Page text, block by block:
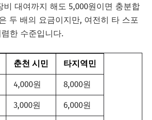
비 대여까지 해도 5,000원이면 충분합
두 배의 요금이지만, 여전히 타 스포
한 수준입니다.
춘천 시민 타지역민
4,000원 8,000원
3,000원 6,000원